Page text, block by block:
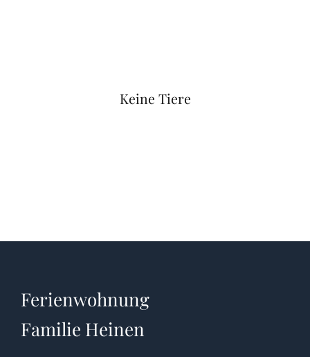
Keine Tiere
Ferienwohnung
Familie Heinen